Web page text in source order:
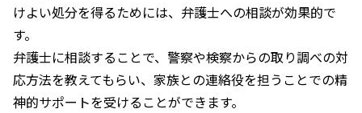
けよい処分を得るためには、弁護士への相談が効果的で
す。
弁護士に相談することで、警察や検察からの取り調べの対
応方法を教えてもらい、家族との連絡役を担うことでの精
神的サポートを受けることができます。